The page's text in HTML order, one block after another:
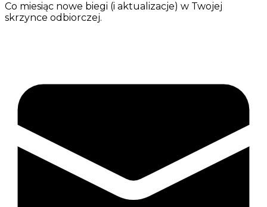
Co miesiąc nowe biegi (i aktualizacje) w Twojej
skrzynce odbiorczej.